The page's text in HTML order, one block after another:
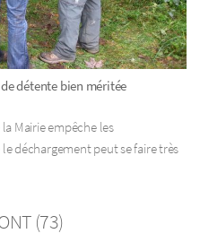
détente bien méritée
Mairie empêche les
déchargement peut se faire très
(73)